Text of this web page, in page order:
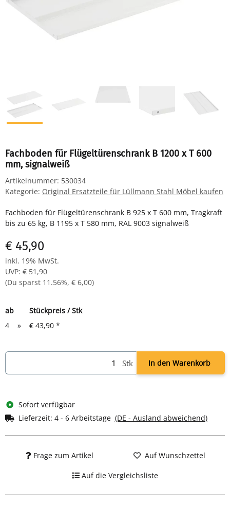
Fachboden für Flügeltürenschrank B 1200 x T 600
mm, signalweiß
Artikelnummer: 530034
Kategorie: Original Ersatzteile für Lüllmann Stahl Möbel kaufen
Fachboden für Flügeltürenschrank B 925 x T 600 mm, Tragkraft
bis zu 65 kg, B 1195 x T 580 mm, RAL 9003 signalweiß
€ 45,90
inkl. 19% MwSt.
UVP: € 51,90
(Du sparst 11.56%, € 6,00)
ab
Stückpreis / Stk
4
» € 43,90 *
Stk In den Warenkorb
Sofort verfügbar
Lieferzeit: 4 - 6 Arbeitstage (DE - Ausland abweichend)
Frage zum Artikel Auf Wunschzettel
Auf die Vergleichsliste